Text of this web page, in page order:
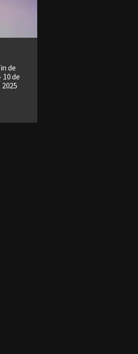
de
10 de